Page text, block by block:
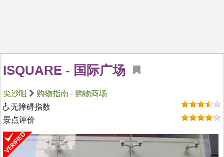
ISQUARE - 国际广场
尖沙咀 购物指南 - 购物商场
无障碍指数
景点评价